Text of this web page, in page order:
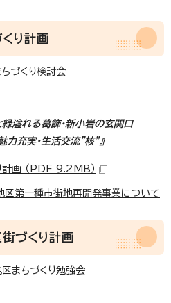
り計画
づくり検討会
溢れる葛飾・新小岩の玄関口
交流”核”』
計画 （PDF 9.2MB）
区第一種市街地再開発事業について
づくり計画
まちづくり勉強会